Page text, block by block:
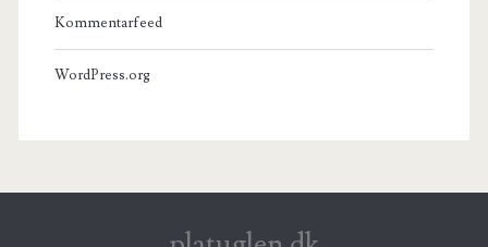
Kommentarfeed
WordPress.org